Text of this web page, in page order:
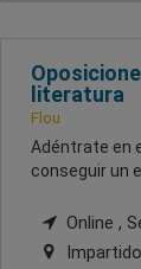
literatura
Flou
Adéntrate en
conseguir un
Online ,